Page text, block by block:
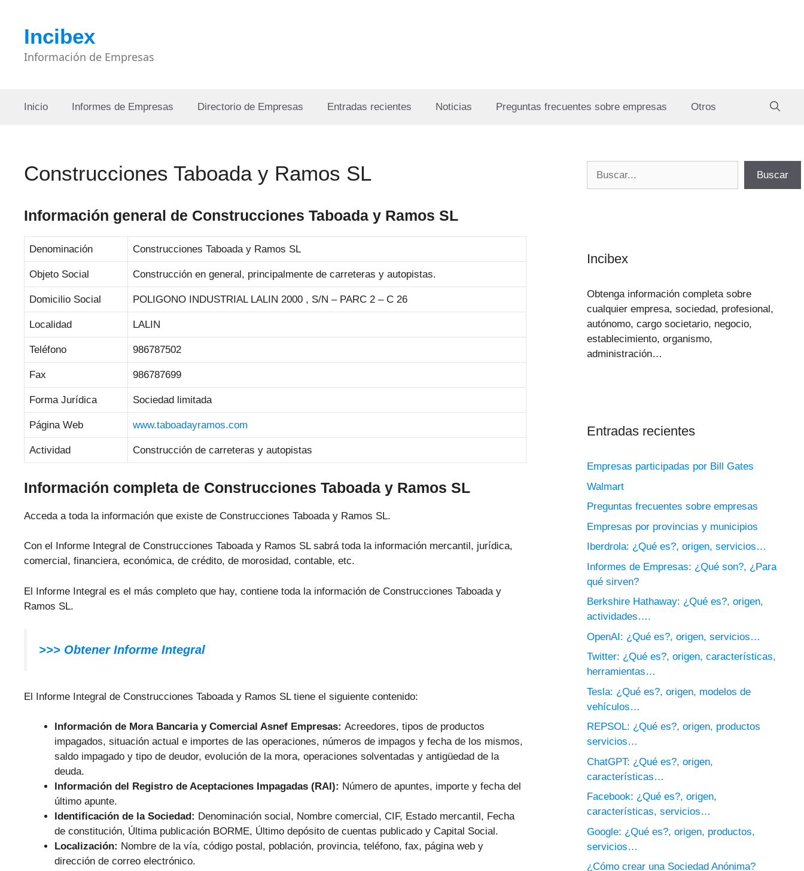
contenidoIncibex
Información de Empresas
Inicio Informes de Empresas Directorio de Empresas Entradas recientes Noticias Preguntas frecuentes sobre empresas Otros
Construcciones Taboada y Ramos SL
Información general de Construcciones Taboada y Ramos SL
Denominación Construcciones Taboada y Ramos SL
Objeto Social Construcción en general, principalmente de carreteras y autopistas.
Domicilio Social POLIGONO INDUSTRIAL LALIN 2000 , S/N – PARC 2 – C 26
Localidad LALIN
Teléfono 986787502
Fax 986787699
Forma Jurídica Sociedad limitada
Página Web www.taboadayramos.com
Actividad Construcción de carreteras y autopistas
Información completa de Construcciones Taboada y Ramos SL
Acceda a toda la información que existe de Construcciones Taboada y Ramos SL.
Con el Informe Integral de Construcciones Taboada y Ramos SL sabrá toda la información mercantil, jurídica,
comercial, financiera, económica, de crédito, de morosidad, contable, etc.
El Informe Integral es el más completo que hay, contiene toda la información de Construcciones Taboada y
Ramos SL.
>>> Obtener Informe Integral
El Informe Integral de Construcciones Taboada y Ramos SL tiene el siguiente contenido:
Información de Mora Bancaria y Comercial Asnef Empresas: Acreedores, tipos de productos
impagados, situación actual e importes de las operaciones, números de impagos y fecha de los mismos,
saldo impagado y tipo de deudor, evolución de la mora, operaciones solventadas y antigüedad de la
deuda.
Información del Registro de Aceptaciones Impagadas (RAI): Número de apuntes, importe y fecha del
último apunte.
Identificación de la Sociedad: Denominación social, Nombre comercial, CIF, Estado mercantil, Fecha
de constitución, Última publicación BORME, Último depósito de cuentas publicado y Capital Social.
Localización: Nombre de la vía, código postal, población, provincia, teléfono, fax, página web y
dirección de correo electrónico.
Buscar
Incibex
Obtenga información completa sobre
cualquier empresa, sociedad, profesional,
autónomo, cargo societario, negocio,
establecimiento, organismo,
administración…
Entradas recientes
Empresas participadas por Bill Gates
Walmart
Preguntas frecuentes sobre empresas
Empresas por provincias y municipios
Iberdrola: ¿Qué es?, origen, servicios…
Informes de Empresas: ¿Qué son?, ¿Para
qué sirven?
Berkshire Hathaway: ¿Qué es?, origen,
actividades….
OpenAI: ¿Qué es?, origen, servicios…
Twitter: ¿Qué es?, origen, características,
herramientas…
Tesla: ¿Qué es?, origen, modelos de
vehículos…
REPSOL: ¿Qué es?, origen, productos
servicios…
ChatGPT: ¿Qué es?, origen,
características…
Facebook: ¿Qué es?, origen,
características, servicios…
Google: ¿Qué es?, origen, productos,
servicios…
¿Cómo crear una Sociedad Anónima?